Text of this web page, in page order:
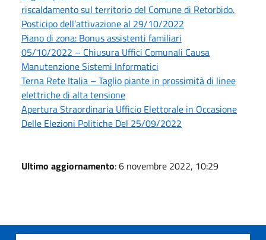
riscaldamento sul territorio del Comune di Retorbido.
Posticipo dell’attivazione al 29/10/2022
Piano di zona: Bonus assistenti familiari
05/10/2022 – Chiusura Uffici Comunali Causa
Manutenzione Sistemi Informatici
Terna Rete Italia – Taglio piante in prossimità di linee
elettriche di alta tensione
Apertura Straordinaria Ufficio Elettorale in Occasione
Delle Elezioni Politiche Del 25/09/2022
Ultimo aggiornamento: 6 novembre 2022, 10:29